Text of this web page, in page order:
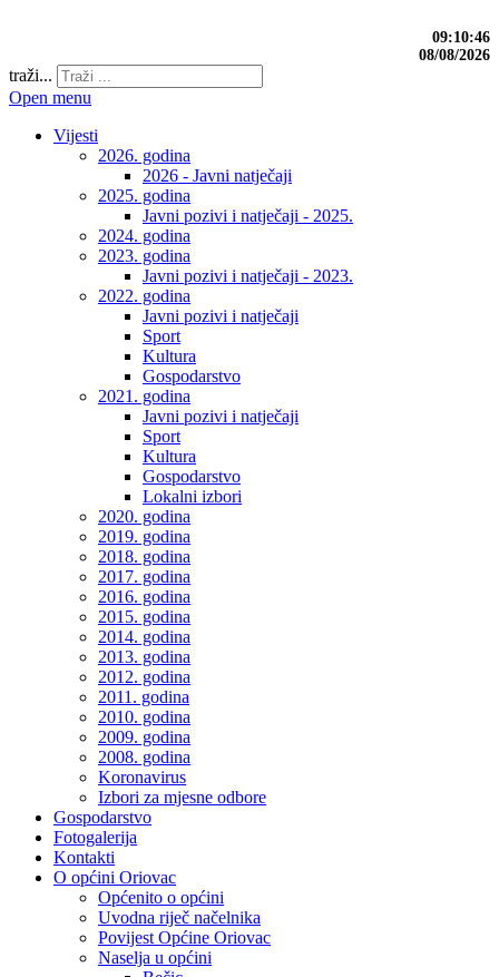
09:10:47
08/08/2026
traži...
Open menu
Vijesti
2026. godina
2026 - Javni natječaji
2025. godina
Javni pozivi i natječaji - 2025.
2024. godina
2023. godina
Javni pozivi i natječaji - 2023.
2022. godina
Javni pozivi i natječaji
Sport
Kultura
Gospodarstvo
2021. godina
Javni pozivi i natječaji
Sport
Kultura
Gospodarstvo
Lokalni izbori
2020. godina
2019. godina
2018. godina
2017. godina
2016. godina
2015. godina
2014. godina
2013. godina
2012. godina
2011. godina
2010. godina
2009. godina
2008. godina
Koronavirus
Izbori za mjesne odbore
Gospodarstvo
Fotogalerija
Kontakti
O općini Oriovac
Općenito o općini
Uvodna riječ načelnika
Povijest Općine Oriovac
Naselja u općini